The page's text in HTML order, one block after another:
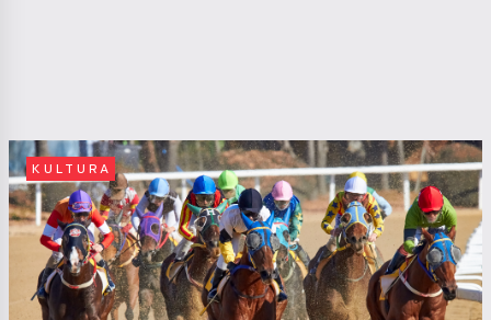
KULTURA